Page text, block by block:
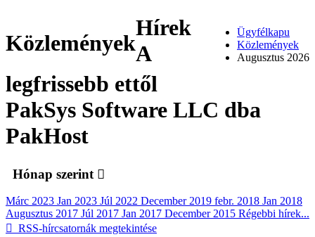
Közlemények
Ügyfélkapu
Közlemények
Augusztus 2026
Hírek
A
legfrissebb ettől
PakSys Software LLC dba
PakHost
Hónap szerint
Márc 2023 Jan 2023 Júl 2022 December 2019 febr. 2018 Jan 2018
Augusztus 2017 Júl 2017 Jan 2017 December 2015 Régebbi hírek...
RSS-hírcsatornák megtekintése